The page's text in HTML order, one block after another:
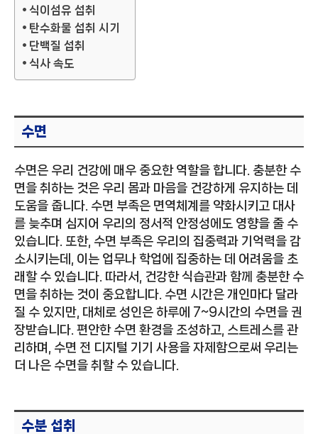
식이섬유 섭취
탄수화물 섭취 시기
단백질 섭취
식사 속도
수면
수면은 우리 건강에 매우 중요한 역할을 합니다. 충분한 수
면을 취하는 것은 우리 몸과 마음을 건강하게 유지하는 데
도움을 줍니다. 수면 부족은 면역체계를 약화시키고 대사
를 늦추며 심지어 우리의 정서적 안정성에도 영향을 줄 수
있습니다. 또한, 수면 부족은 우리의 집중력과 기억력을 감
소시키는데, 이는 업무나 학업에 집중하는 데 어려움을 초
래할 수 있습니다. 따라서, 건강한 식습관과 함께 충분한 수
면을 취하는 것이 중요합니다. 수면 시간은 개인마다 달라
질 수 있지만, 대체로 성인은 하루에 7~9시간의 수면을 권
장받습니다. 편안한 수면 환경을 조성하고, 스트레스를 관
리하며, 수면 전 디지털 기기 사용을 자제함으로써 우리는
더 나은 수면을 취할 수 있습니다.
수분 섭취